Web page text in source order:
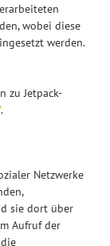
wobei diese
werden.
zu Jetpack-
.
Netzwerke
sie dort über
Aufruf der